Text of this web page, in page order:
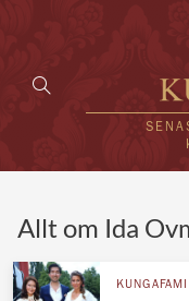
Allt om Ida